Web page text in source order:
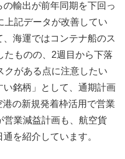
輸出が前年同期を下回っ
上記データが改善してい
海運ではコンテナ船のス
たものの、2週目から下落
クがある点に注意したい
銘柄」として、通期計画
の新規発着枠活用で営業
業減益計画も、航空貨
を紹介しています。